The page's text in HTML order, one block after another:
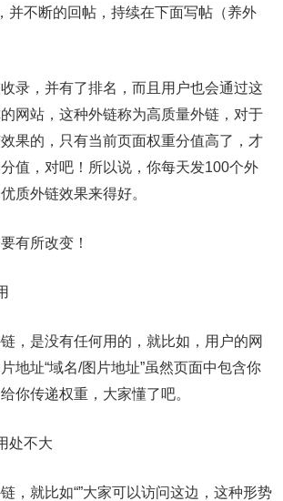
并不断的回帖，持续在下面写帖（养外
录，并有了排名，而且用户也会通过这
网站，这种外链称为高质量外链，对于
果的，只有当前页面权重分值高了，才
值，对吧！所以说，你每天发100个外
质外链效果来得好。
有所改变！
，是没有任何用的，就比如，用户的网
地址“域名/图片地址”虽然页面中包含你
你传递权重，大家懂了吧。
处不大
，就比如“”大家可以访问这边，这种形势